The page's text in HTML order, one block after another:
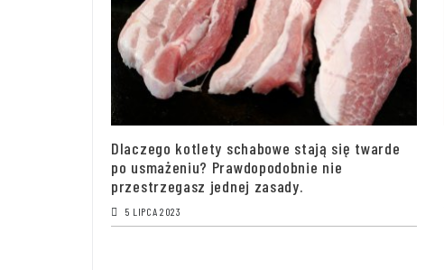
Dlaczego kotlety schabowe stają się twarde
po usmażeniu? Prawdopodobnie nie
przestrzegasz jednej zasady.
5 LIPCA 2023